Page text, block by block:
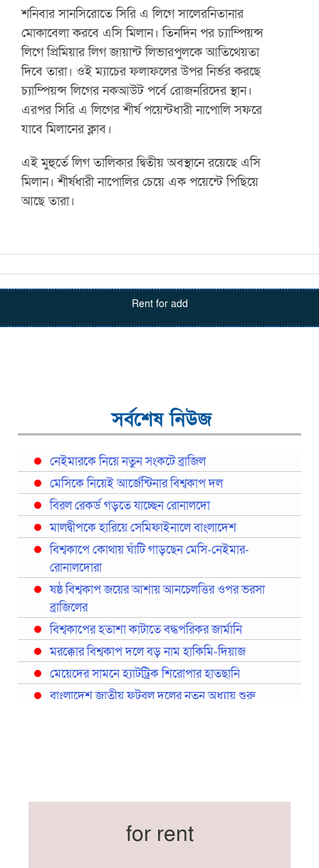
শনিবার সানসিরোতে সিরি এ লিগে সালেরনিতানার
মোকাবেলা করবে এসি মিলান। তিনদিন পর চ্যাম্পিয়ন্স
লিগে প্রিমিয়ার লিগ জায়ান্ট লিভারপুলকে আতিথেয়তা
দিবে তারা। ওই ম্যাচের ফলাফলের উপর নির্ভর করছে
চ্যাম্পিয়ন্স লিগের নকআউট পর্বে রোজনরিদের স্থান।
এরপর সিরি এ লিগের শীর্ষ পয়েন্টধারী নাপোলি সফরে
যাবে মিলানের ক্লাব।
এই মুহুর্তে লিগ তালিকার দ্বিতীয় অবস্থানে রয়েছে এসি
মিলান। শীর্ষধারী নাপোলির চেয়ে এক পয়েন্টে পিছিয়ে
আছে তারা।
Rent for add
সর্বশেষ নিউজ
নেইমারকে নিয়ে নতুন সংকটে ব্রাজিল
মেসিকে নিয়েই আর্জেন্টিনার বিশ্বকাপ দল
বিরল রেকর্ড গড়তে যাচ্ছেন রোনালদো
মালদ্বীপকে হারিয়ে সেমিফাইনালে বাংলাদেশ
বিশ্বকাপে কোথায় ঘাঁটি গাড়ছেন মেসি-নেইমার-
রোনালদোরা
ষষ্ঠ বিশ্বকাপ জয়ের আশায় আনচেলত্তির ওপর ভরসা
ব্রাজিলের
বিশ্বকাপের হতাশা কাটাতে বদ্ধপরিকর জার্মানি
মরক্কোর বিশ্বকাপ দলে বড় নাম হাকিমি-দিয়াজ
মেয়েদের সামনে হ্যাটট্রিক শিরোপার হাতছানি
বাংলাদেশ জাতীয় ফুটবল দলের নতুন অধ্যায় শুরু
সরিয়ে নিয়েছে ইরান
বর্ষসেরা ক্রীড়াবিদ ও পপুলার চয়েজসহ ফুটবলার হামজা
for rent